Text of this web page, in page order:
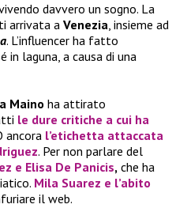
davvero un sogno. La
arrivata a Venezia, insieme ad
. L’influencer ha fatto
in laguna, a causa di una
Maino ha attirato
le dure critiche a cui ha
ancora l’etichetta attaccata
. Per non parlare del
e Elisa De Panicis, che ha
Mila Suarez e l’abito
il web.